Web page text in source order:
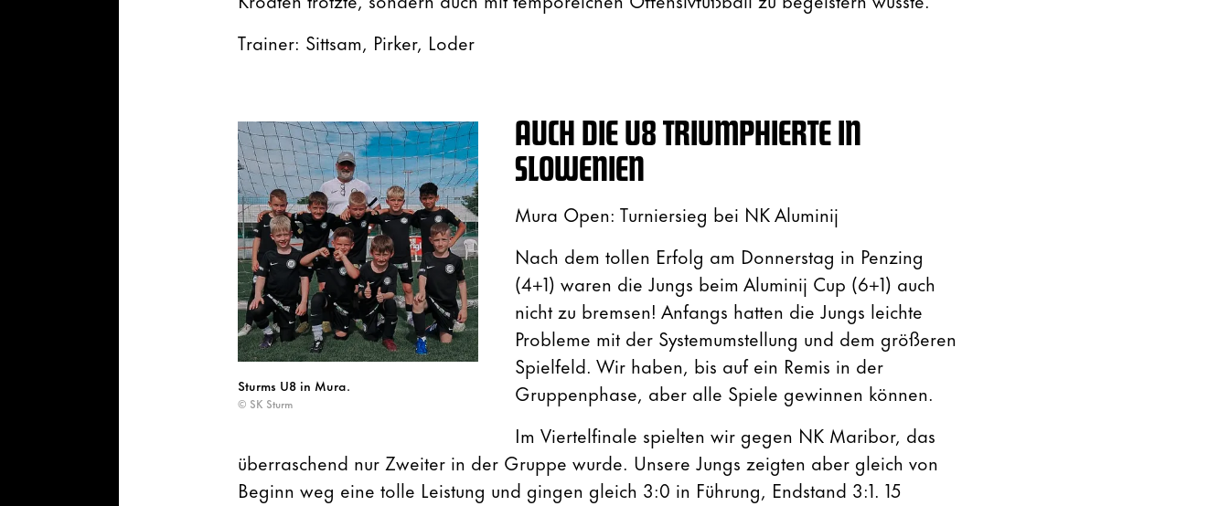
Trainer: Sittsam, Pirker, Loder
Sturms U8 in Mura.
© SK Sturm
AUCH DIE U8 TRIUMPHIERTE IN
SLOWENIEN
Mura Open: Turniersieg bei NK Aluminij
Nach dem tollen Erfolg am Donnerstag in Penzing
(4+1) waren die Jungs beim Aluminij Cup (6+1) auch
nicht zu bremsen! Anfangs hatten die Jungs leichte
Probleme mit der Systemumstellung und dem größeren
Spielfeld. Wir haben, bis auf ein Remis in der
Gruppenphase, aber alle Spiele gewinnen können.
Im Viertelfinale spielten wir gegen NK Maribor, das
überraschend nur Zweiter in der Gruppe wurde. Unsere Jungs zeigten aber gleich von
Beginn weg eine tolle Leistung und gingen gleich 3:0 in Führung, Endstand 3:1. 15